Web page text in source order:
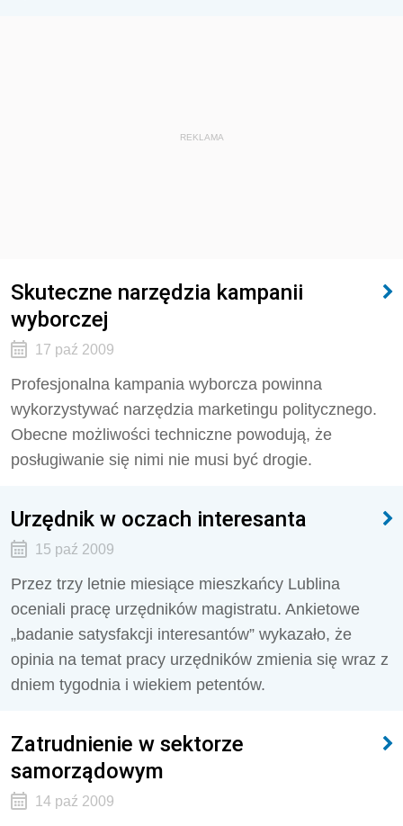
REKLAMA
Skuteczne narzędzia kampanii
wyborczej
17 paź 2009
Profesjonalna kampania wyborcza powinna
wykorzystywać narzędzia marketingu politycznego.
Obecne możliwości techniczne powodują, że
posługiwanie się nimi nie musi być drogie.
Urzędnik w oczach interesanta
15 paź 2009
Przez trzy letnie miesiące mieszkańcy Lublina
oceniali pracę urzędników magistratu. Ankietowe
„badanie satysfakcji interesantów” wykazało, że
opinia na temat pracy urzędników zmienia się wraz z
dniem tygodnia i wiekiem petentów.
Zatrudnienie w sektorze
samorządowym
14 paź 2009